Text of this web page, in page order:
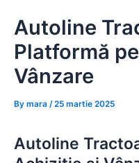
content
Autoline
Platformă
Vânzare
By mara /25 martie 2025
Autoline